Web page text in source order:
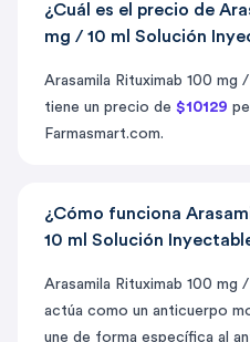
¿Cuál es el precio de
mg / 10 ml Solución
Arasamila Rituximab 100 mg
tiene un precio de $10129
Farmasmart.com.
¿Cómo funciona
10 ml Solución
Arasamila Rituximab 100 mg
actúa como un anticuerpo
une de forma específica al